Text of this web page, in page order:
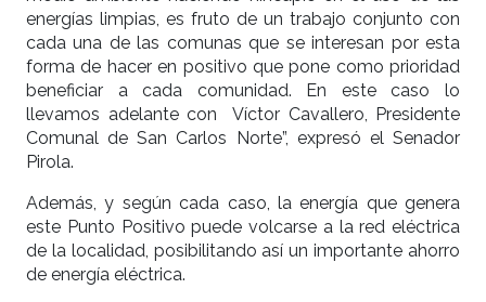
energías limpias, es fruto de un trabajo conjunto con
cada una de las comunas que se interesan por esta
forma de hacer en positivo que pone como prioridad
beneficiar a cada comunidad. En este caso lo
llevamos adelante con Víctor Cavallero, Presidente
Comunal de San Carlos Norte”, expresó el Senador
Pirola.
Además, y según cada caso, la energía que genera
este Punto Positivo puede volcarse a la red eléctrica
de la localidad, posibilitando así un importante ahorro
de energía eléctrica.